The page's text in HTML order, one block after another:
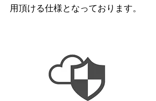
用頂ける仕様となっております。